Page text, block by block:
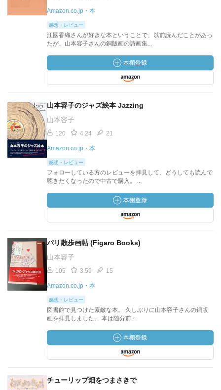
Amazon.co.jp・本
感想・レビュー
江國香織さんが好きな本ということで、以前読んだことがあっ
たが、山本容子さんの銅版画の詩画集...
山本容子のジャズ絵本 Jazzing
山本容子
120 4.24 21
Amazon.co.jp・本
感想・レビュー
フォローしている方のレビューを拝見して、どうしても読んで
聴きたくなったので中古で購入。 ...
パリ散歩画帖 (Figaro Books)
山本容子
105 3.59 15
Amazon.co.jp・本
感想・レビュー
図書館で見つけた素敵な本。 久しぶりに山本容子さんの銅版
画を拝見しました。 本は随分前...
チューリップ畑をつまさきで